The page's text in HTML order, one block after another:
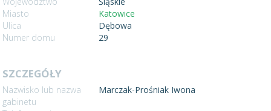
Miasto
Katowice
Ulica
Dębowa
Numer domu
29
SZCZEGÓŁY
Nazwisko lub nazwa
gabinetu
Marczak-Prośniak Iwona